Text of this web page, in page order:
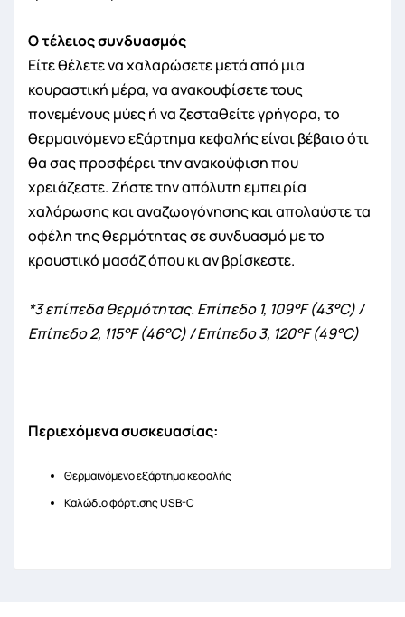
Ο τέλειος συνδυασμός
Είτε θέλετε να χαλαρώσετε μετά από μια
κουραστική μέρα, να ανακουφίσετε τους
πονεμένους μύες ή να ζεσταθείτε γρήγορα, το
θερμαινόμενο εξάρτημα κεφαλής είναι βέβαιο ότι
θα σας προσφέρει την ανακούφιση που
χρειάζεστε. Ζήστε την απόλυτη εμπειρία
χαλάρωσης και αναζωογόνησης και απολαύστε τα
οφέλη της θερμότητας σε συνδυασμό με το
κρουστικό μασάζ όπου κι αν βρίσκεστε.
*3 επίπεδα θερμότητας. Επίπεδο 1, 109°F (43°C) /
Επίπεδο 2, 115°F (46°C) / Επίπεδο 3, 120°F (49°C)
Περιεχόμενα συσκευασίας:
Θερμαινόμενο εξάρτημα κεφαλής
Καλώδιο φόρτισης USB-C